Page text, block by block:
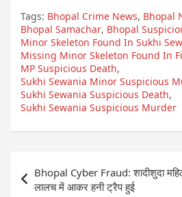
Tags: Bhopal Crime News, Bhopal
Bhopal Samachar, Bhopal
Minor Skeleton Found In Sukhi
Missing Minor Skeleton Found In
MP Suspicious Death,
Sukhi Sewania Minor Suspicious
Sukhi Sewania Suspicious Death,
Sukhi Sewania Suspicious Murder
navigation
Bhopal Cyber Fraud: शादीशुदा
लालच में आकर हनी ट्रैप हुई